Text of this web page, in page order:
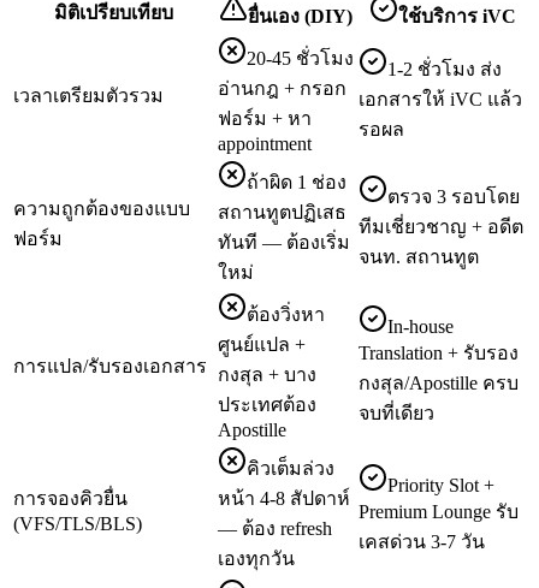
มิติเปรียบเทียบ ยื่นเอง (DIY) ใช้บริการ iVC
เวลาเตรียมตัวรวม
20-45 ชั่วโมง
อ่านกฎ + กรอก
ฟอร์ม + หา
appointment
1-2 ชั่วโมง ส่ง
เอกสารให้ iVC แล้ว
รอผล
ความถูกต้องของแบบ
ฟอร์ม
ถ้าผิด 1 ช่อง
สถานทูตปฏิเสธ
ทันที — ต้องเริ่ม
ใหม่
ตรวจ 3 รอบโดย
ทีมเชี่ยวชาญ + อดีต
จนท. สถานทูต
การแปล/รับรองเอกสาร
ต้องวิ่งหา
ศูนย์แปล +
กงสุล + บาง
ประเทศต้อง
Apostille
In-house
Translation + รับรอง
กงสุล/Apostille ครบ
จบที่เดียว
การจองคิวยื่น
(VFS/TLS/BLS)
คิวเต็มล่วง
หน้า 4-8 สัปดาห์
— ต้อง refresh
เองทุกวัน
Priority Slot +
Premium Lounge รับ
เคสด่วน 3-7 วัน